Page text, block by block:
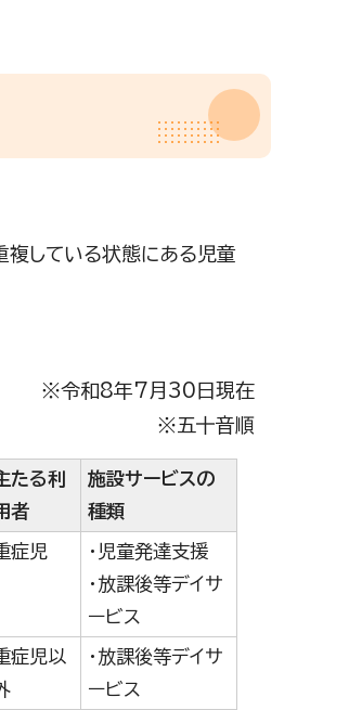
複している状態にある児童
※令和8年7月30日現在
※五十音順
たる利
者
施設サービスの
種類
症児
・児童発達支援
・放課後等デイサ
ービス
症児以
・放課後等デイサ
ービス